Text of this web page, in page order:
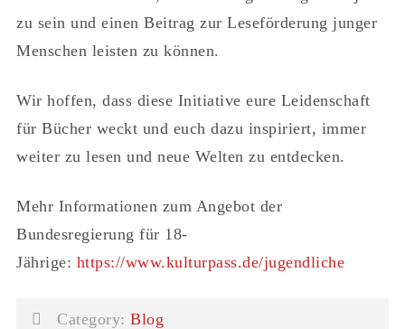
zu sein und einen Beitrag zur Leseförderung junger
Menschen leisten zu können.
Wir hoffen, dass diese Initiative eure Leidenschaft
für Bücher weckt und euch dazu inspiriert, immer
weiter zu lesen und neue Welten zu entdecken.
Mehr Informationen zum Angebot der
Bundesregierung für 18-
Jährige: https://www.kulturpass.de/jugendliche
Category: Blog